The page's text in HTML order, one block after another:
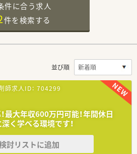
件に合う求人
件を検索する
並び順
師求人ID： 704299
最大年収600万円可能！年間休日
く学べる環境です！
討リストに追加